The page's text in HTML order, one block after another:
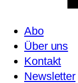
Abo
Über uns
Kontakt
Newsletter